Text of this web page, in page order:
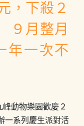
，下殺２
９月整月
年一次不
動物樂園歡慶２
一系列慶生派對活